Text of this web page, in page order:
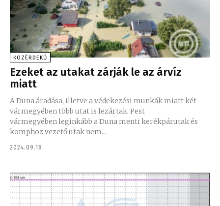
KÖZÉRDEKŰ
Ezeket az utakat zárják le az árvíz
miatt
A Duna áradása, illetve a védekezési munkák miatt két
vármegyében több utat is lezártak. Pest
vármegyében leginkább a Duna menti kerékpárutak és
komphoz vezető utak nem...
2024.09.18.